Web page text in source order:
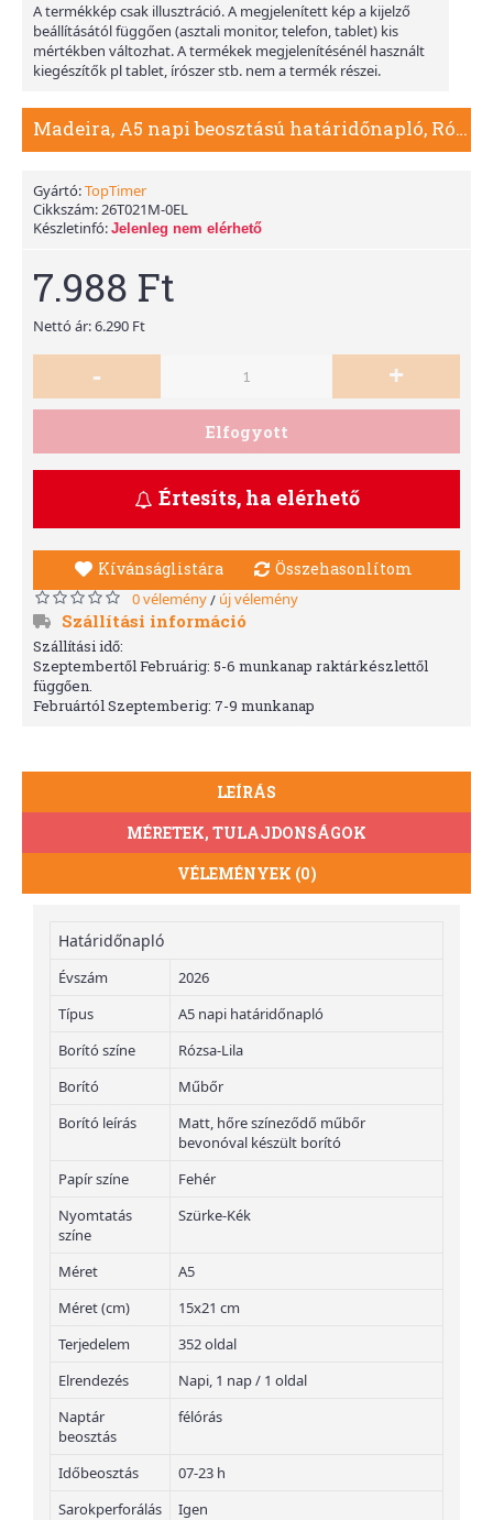
A termékkép csak illusztráció. A megjelenített kép a kijelző
beállításától függően (asztali monitor, telefon, tablet) kis
mértékben változhat. A termékek megjelenítésénél használt
kiegészítők pl tablet, írószer stb. nem a termék részei.
Madeira, A5 napi beosztású határidőnapló, Rózsa-Lila
Gyártó:TopTimer
Cikkszám:26T021M-0EL
Készletinfó: Jelenleg nem elérhető
7.988 Ft
Nettó ár: 6.290 Ft
- +
Elfogyott
Értesíts, ha elérhető
Kívánságlistára Összehasonlítom
0 vélemény/ új vélemény
Szállítási információ
Szállítási idő:
Szeptembertől Februárig: 5-6 munkanap raktárkészlettől
függően.
Februártól Szeptemberig: 7-9 munkanap
LEÍRÁS
MÉRETEK, TULAJDONSÁGOK
VÉLEMÉNYEK (0)
Határidőnapló
Évszám
2026
Típus
A5 napi határidőnapló
Borító színe
Rózsa-Lila
Borító
Műbőr
Borító leírás
Matt, hőre színeződő műbőr
bevonóval készült borító
Papír színe
Fehér
Nyomtatás
színe
Szürke-Kék
Méret
A5
Méret (cm)
15x21 cm
Terjedelem
352 oldal
Elrendezés
Napi, 1 nap / 1 oldal
Naptár
beosztás
félórás
Időbeosztás
07-23 h
Sarokperforálás
Igen